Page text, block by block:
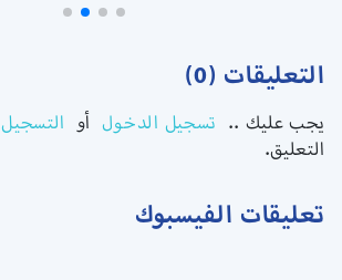
التعليقات (0)
يجب عليك .. تسجيل الدخول أو التسجيل
التعليق.
تعليقات الفيسبوك